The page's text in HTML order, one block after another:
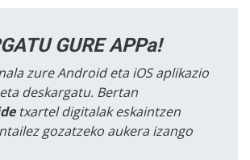
GURE APPa!
zure Android eta iOS aplikazio
deskargatu. Bertan
txartel digitalak eskaintzen
gozatzeko aukera izango